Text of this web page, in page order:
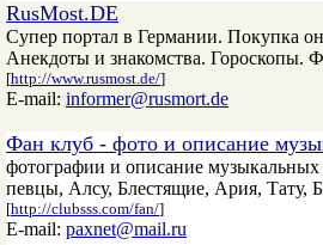
RusMost.DE
Супер портал в Германии. Покупка
Анекдоты и знакомства. Гороскопы.
[http://www.rusmost.de/]
E-mail: informer@rusmort.de
Фан клуб - фото и описание
фотографии и описание
певцы, Алсу, Блестящие, Ария, Тату,
[http://clubsss.com/fan/]
E-mail: paxnet@mail.ru